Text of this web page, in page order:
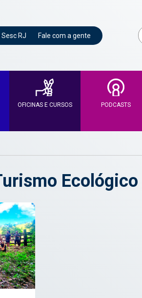
RJ Fale com a gente
OFICINAS E CURSOS PODCASTS
Ecológico